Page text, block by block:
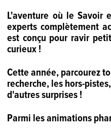
L'aventure où le Savoir
experts complètement
est conçu pour ravir
curieux !
Cette année, parcourez
recherche, les hors-
d'autres surprises !
Parmi les animations